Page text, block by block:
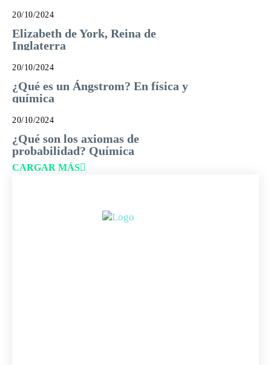
20/10/2024
Elizabeth de York, Reina de
Inglaterra
20/10/2024
¿Qué es un Ángstrom? En física y
química
20/10/2024
¿Qué son los axiomas de
probabilidad? Química
CARGAR MÁS